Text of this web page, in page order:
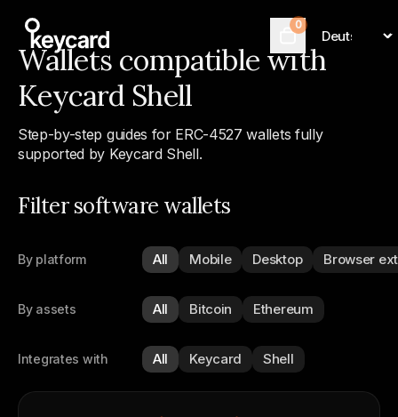
Cart
0
Language
Wallets compatible with
Keycard Shell
Step-by-step guides for ERC-4527 wallets fully
supported by Keycard Shell.
Filter software wallets
By platform All Mobile Desktop Browser
By assets All Bitcoin Ethereum
Integrates with All Keycard Shell